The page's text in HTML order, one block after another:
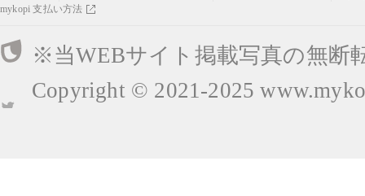
mykopi 支払い方法
※当WEBサイト掲載写真の無断
Copyright © 2021-2025